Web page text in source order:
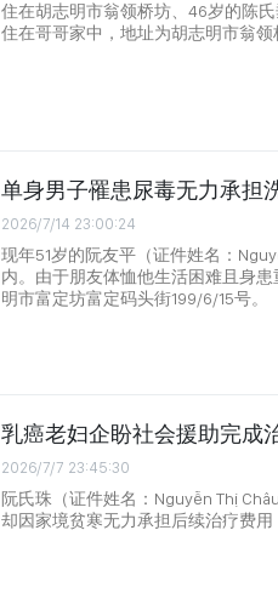
住在胡志明市翁领桥坊、46岁的陈
住在哥哥家中，地址为胡志明市翁领
单身男子罹患尿毒无力承担
2026/7/14 23:00:24
现年51岁的阮友平（证件姓名：
内。由于朋友体恤他生活困难且身
明市富定坊富定码头街199/6/15号。
乳癌老妇企盼社会援助完成
2026/7/7 23:45:30
阮氏珠（证件姓名：Nguyễn Thị
却因家境贫寒无力承担后续治疗费